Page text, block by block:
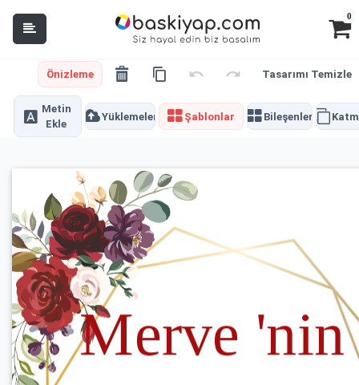
0
Önizleme Tasarımı Temizle
Metin
Ekle
Yüklemeler Şablonlar Bileşenler